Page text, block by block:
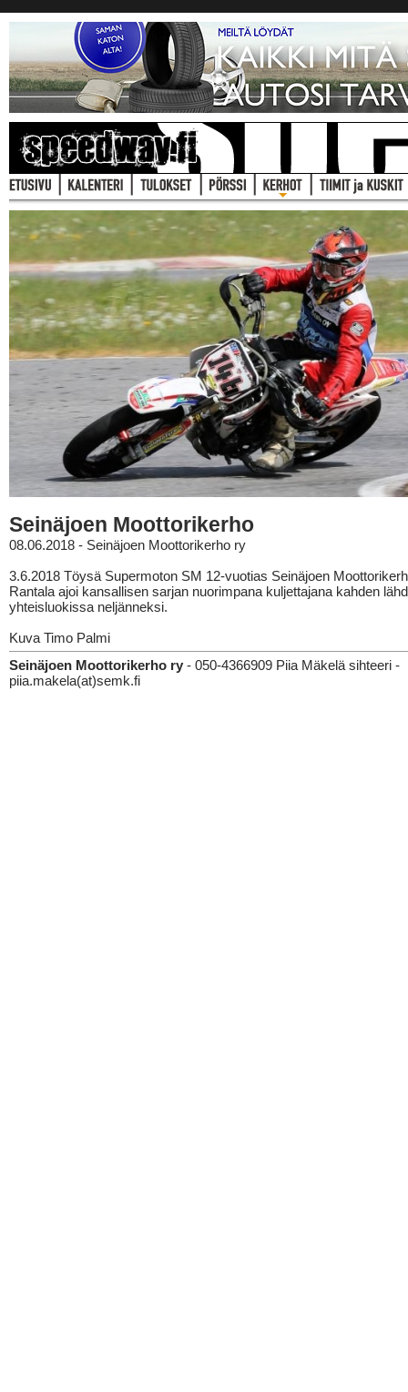
Seinäjoen Moottorikerho
08.06.2018 - Seinäjoen Moottorikerho ry
3.6.2018 Töysä Supermoton SM 12-vuotias Seinäjoen
Rantala ajoi kansallisen sarjan nuorimpana kuljettajana kahden
yhteisluokissa neljänneksi.
Kuva Timo Palmi
Seinäjoen Moottorikerho ry - 050-4366909 Piia Mäkelä sihteeri -
piia.makela(at)semk.fi